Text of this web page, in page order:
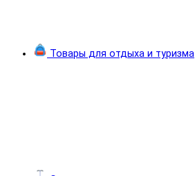
Товары для отдыха и туризма